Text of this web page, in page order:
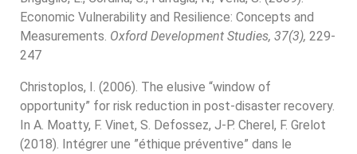
Economic Vulnerability and Resilience: Concepts and
Measurements. Oxford Development Studies, 37(3), 229-
247
Christoplos, I. (2006). The elusive “window of
opportunity” for risk reduction in post-disaster recovery.
In A. Moatty, F. Vinet, S. Defossez, J-P. Cherel, F. Grelot
(2018). Intégrer une ”éthique préventive” dans le